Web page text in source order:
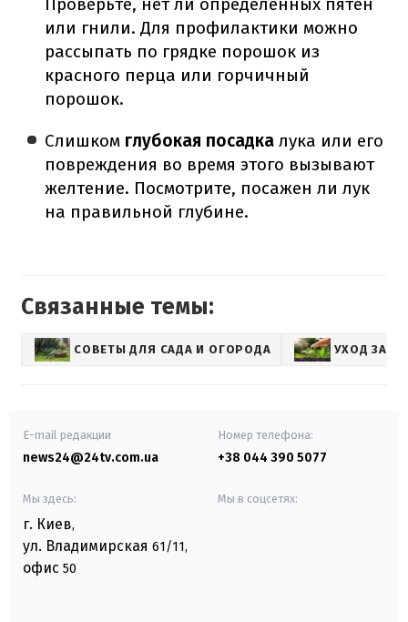
или гнили. Для профилактики можно
рассыпать по грядке порошок из
красного перца или горчичный
порошок.
Слишком глубокая посадка лука или его
повреждения во время этого вызывают
желтение. Посмотрите, посажен ли лук
на правильной глубине.
Связанные темы:
СОВЕТЫ ДЛЯ САДА И ОГОРОДА УХОД ЗА
E-mail редакции
news24@24tv.com.ua
Номер телефона:
+38 044 390 5077
Мы здесь:
г. Киев,
ул. Владимирская 61/11,
офис 50
Мы в соцсетях: